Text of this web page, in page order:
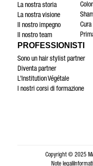
La nostra storia
La nostra visione
Il nostro impegno
Il nostro team
PROFESSIONISTI
Sono un hair stylist partner
Diventa partner
L’Institution Végétale
I nostri corsi di formazione
Copyright © 2025
Note legali